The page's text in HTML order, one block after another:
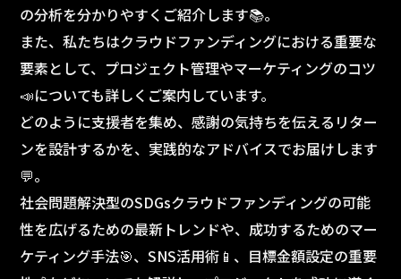
の分析を分かりやすくご紹介します📚。
また、私たちはクラウドファンディングにおける重要な
要素として、プロジェクト管理やマーケティングのコツ
📣についても詳しくご案内しています。
どのように支援者を集め、感謝の気持ちを伝えるリター
ンを設計するかを、実践的なアドバイスでお届けします
💬。
社会問題解決型のSDGsクラウドファンディングの可能
性を広げるための最新トレンドや、成功するためのマー
ケティング手法🎯、SNS活用術📱、目標金額設定の重要